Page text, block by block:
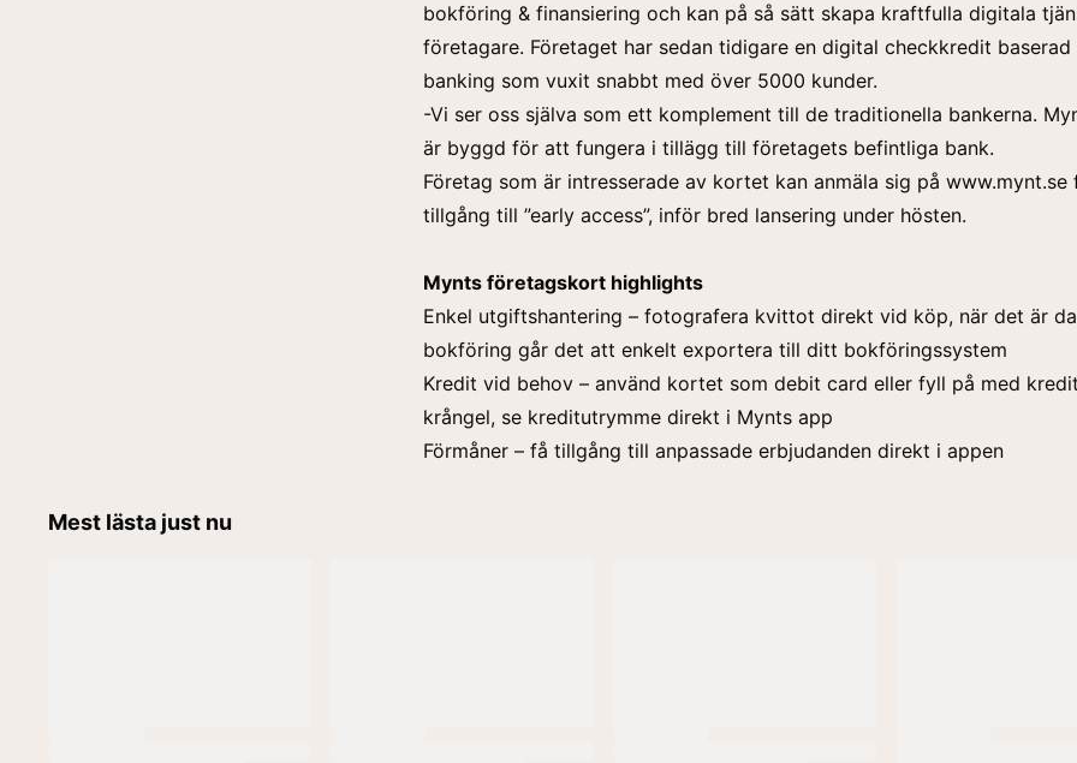
bokföring & finansiering och kan på så sätt skapa kraftfulla digitala
företagare. Företaget har sedan tidigare en digital checkkredit baserad
banking som vuxit snabbt med över 5000 kunder.
-Vi ser oss själva som ett komplement till de traditionella bankerna.
är byggd för att fungera i tillägg till företagets befintliga bank.
Företag som är intresserade av kortet kan anmäla sig på www.mynt.se
tillgång till ”early access”, inför bred lansering under hösten.
Mynts företagskort highlights
Enkel utgiftshantering – fotografera kvittot direkt vid köp, när det är
bokföring går det att enkelt exportera till ditt bokföringssystem
Kredit vid behov – använd kortet som debit card eller fyll på med
krångel, se kreditutrymme direkt i Mynts app
Förmåner – få tillgång till anpassade erbjudanden direkt i appen
Mest lästa just nu